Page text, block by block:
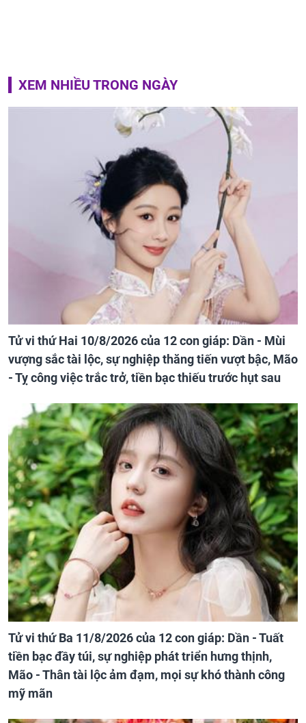
XEM NHIỀU TRONG NGÀY
Tử vi thứ Hai 10/8/2026 của 12 con giáp: Dần - Mùi
vượng sắc tài lộc, sự nghiệp thăng tiến vượt bậc, Mão
- Tỵ công việc trắc trở, tiền bạc thiếu trước hụt sau
Tử vi thứ Ba 11/8/2026 của 12 con giáp: Dần - Tuất
tiền bạc đầy túi, sự nghiệp phát triển hưng thịnh,
Mão - Thân tài lộc ảm đạm, mọi sự khó thành công
mỹ mãn